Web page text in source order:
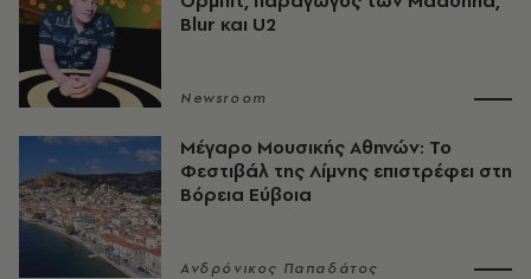
Blur και U2
Newsroom
Μέγαρο Μουσικής Αθηνών: Το
Φεστιβάλ της Λίμνης επιστρέφει στη
Βόρεια Εύβοια
Ανδρόνικος Παπαδάτος